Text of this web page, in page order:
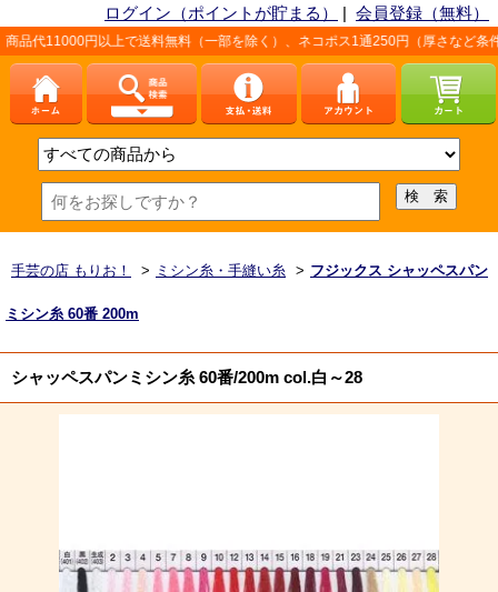
ログイン（ポイントが貯まる） | 会員登録（無料）
以上で送料無料（一部を除く）、ネコポス1通250円（厚さなど条件あり）。
手芸の店 もりお！ > ミシン糸・手縫い糸 > フジックス シャッペスパン
ミシン糸 60番 200m
シャッペスパンミシン糸 60番/200m col.白～28